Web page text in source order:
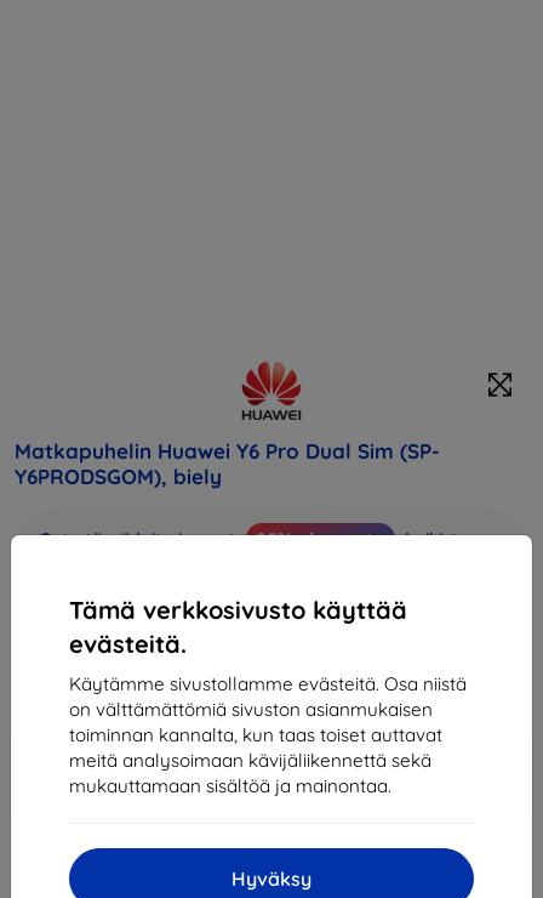
Tämä verkkosivusto käyttää
evästeitä.
Käytämme sivustollamme evästeitä. Osa niistä
on välttämättömiä sivuston asianmukaisen
toiminnan kannalta, kun taas toiset auttavat
meitä analysoimaan kävijäliikennettä sekä
mukauttamaan sisältöä ja mainontaa.
Hyväksy
Matkapuhelin Huawei Y6 Pro Dual Sim (SP-
Y6PRODSGOM), biely
Osta tämä laite ja saat 25% alennusta
kaikista sen
178,89 €
161,00 €
Hinta ilman ALV:tä129,84 €
-10%
Alennus kupongilla
EXTRA10
Lisää
ostoskoriin
Loppuunmyyty